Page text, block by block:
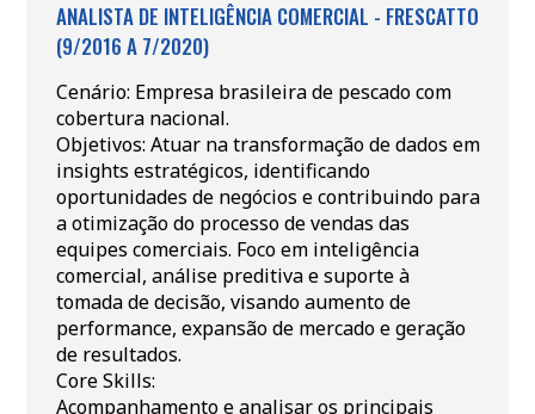
ANALISTA DE INTELIGÊNCIA COMERCIAL - FRESCATTO
(9/2016 A 7/2020)
Cenário: Empresa brasileira de pescado com
cobertura nacional.
Objetivos: Atuar na transformação de dados em
insights estratégicos, identificando
oportunidades de negócios e contribuindo para
a otimização do processo de vendas das
equipes comerciais. Foco em inteligência
comercial, análise preditiva e suporte à
tomada de decisão, visando aumento de
performance, expansão de mercado e geração
de resultados.
Core Skills:
Acompanhamento e analisar os principais